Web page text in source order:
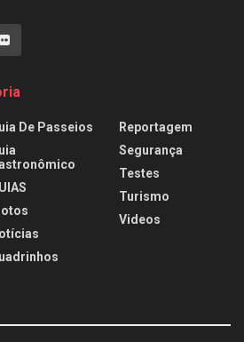
De Passeios
Reportagem
Segurança
Testes
Turismo
Videos